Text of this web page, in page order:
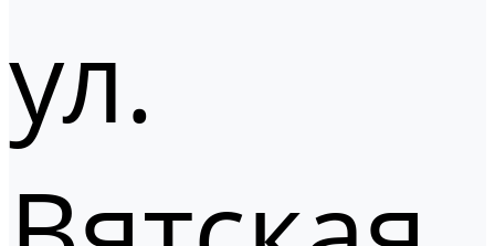
ул.